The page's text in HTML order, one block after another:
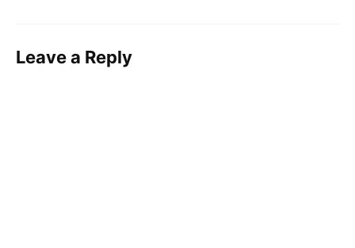
Leave a Reply